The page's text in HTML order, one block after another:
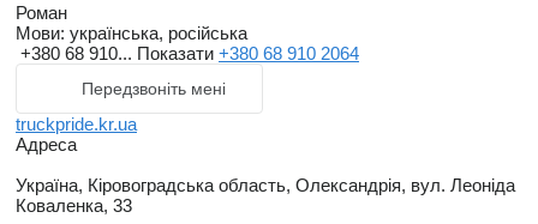
Роман
Мови: українська, російська
+380 68 910... Показати +380 68 910 2064
Передзвоніть мені
truckpride.kr.ua
Адреса
Україна, Кіровоградська область, Олександрія, вул. Леоніда
Коваленка, 33